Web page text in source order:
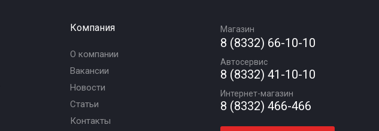
Компания
О компании
Вакансии
Новости
Статьи
Контакты
Магазин
8 (8332) 66-10-10
Автосервис
8 (8332) 41-10-10
Интернет-магазин
8 (8332) 466-466